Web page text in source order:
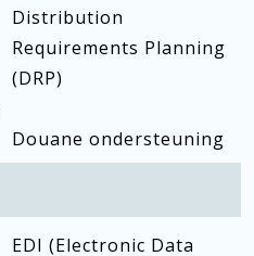
Distribution
Requirements Planning
(DRP)
Douane ondersteuning
EDI (Electronic Data